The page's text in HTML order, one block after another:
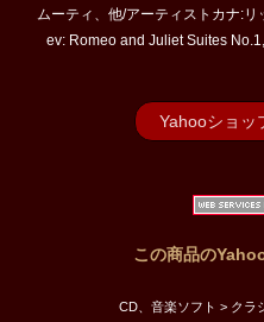
ムーティ、他/アーティストカナ:
ev: Romeo and Juliet Suites
Yahooショッ
この商品の
CD、音楽ソフト > クラ